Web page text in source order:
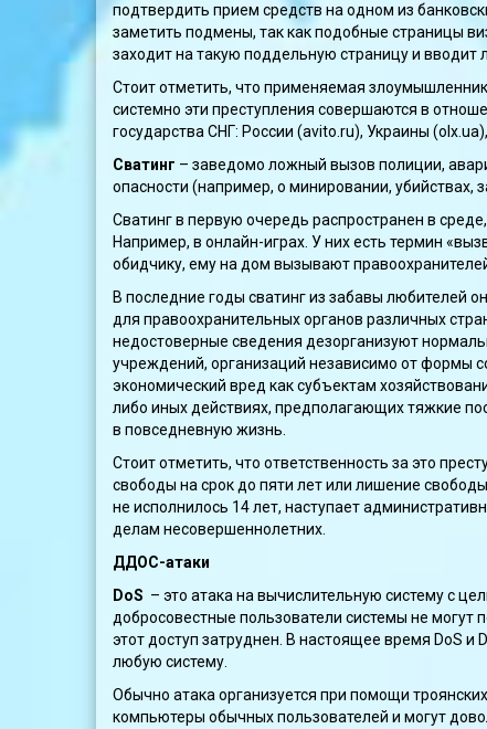
подтвердить прием средств на одном из
заметить подмены, так как подобные страницы
заходит на такую поддельную страницу и вводит
Стоит отметить, что применяемая
системно эти преступления совершаются в
государства СНГ: России (avito.ru), Украины
Сватинг – заведомо ложный вызов полиции,
опасности (например, о минировании, убийствах,
Сватинг в первую очередь распространен в
Например, в онлайн-играх. У них есть термин
обидчику, ему на дом вызывают
В последние годы сватинг из забавы любителей
для правоохранительных органов различных
недостоверные сведения дезорганизуют
учреждений, организаций независимо от формы
экономический вред как субъектам
либо иных действиях, предполагающих тяжкие
в повседневную жизнь.
Стоит отметить, что ответственность за это
свободы на срок до пяти лет или лишение
не исполнилось 14 лет, наступает
делам несовершеннолетних.
ДДОС-атаки
DoS – это атака на вычислительную систему с
добросовестные пользователи системы не
этот доступ затруднен. В настоящее время DoS и
любую систему.
Обычно атака организуется при помощи
компьютеры обычных пользователей и могут